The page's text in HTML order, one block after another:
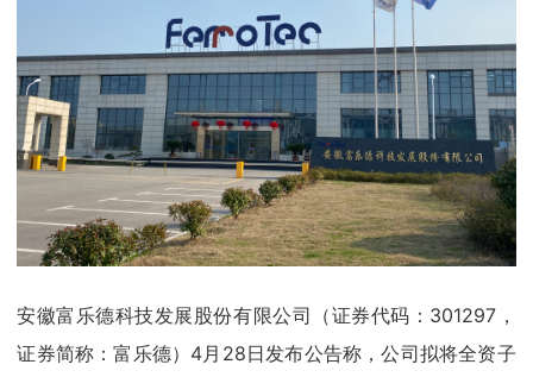
安徽富乐德科技发展股份有限公司（证券代码：301297，
证券简称：富乐德）4月28日发布公告称，公司拟将全资子